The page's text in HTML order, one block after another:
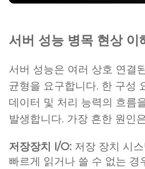
서버 성능 병목 현상 이
서버 성능은 여러 상호 연결
균형을 요구합니다. 한 구성
데이터 및 처리 능력의 흐름
발생합니다. 가장 흔한 원인
저장장치 I/O: 저장 장치 시
빠르게 읽거나 쓸 수 없는 경